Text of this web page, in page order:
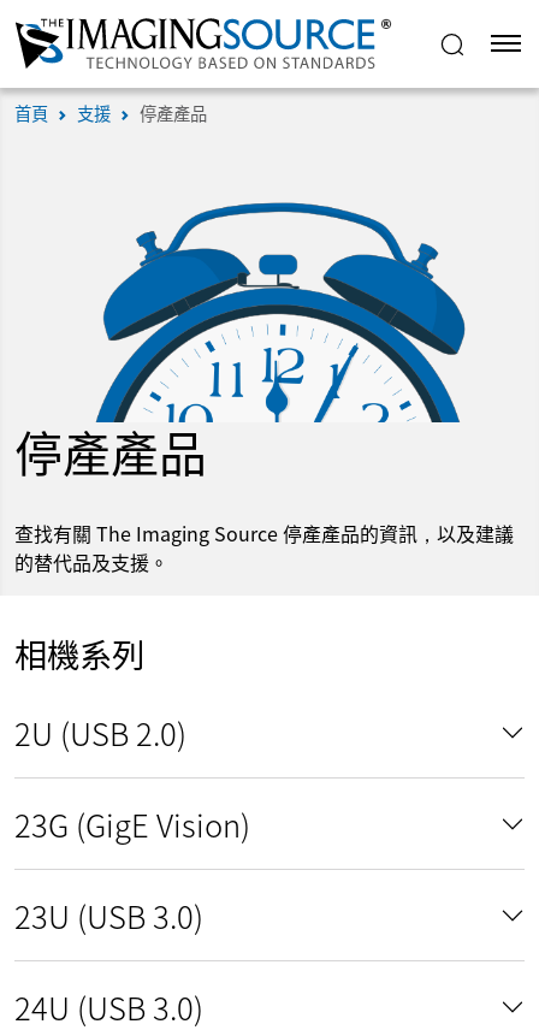
首頁 支援 停產產品
停產產品
查找有關 The Imaging Source 停產產品的資訊，以及建議
的替代品及支援。
相機系列
2U (USB 2.0)
23G (GigE Vision)
23U (USB 3.0)
24U (USB 3.0)